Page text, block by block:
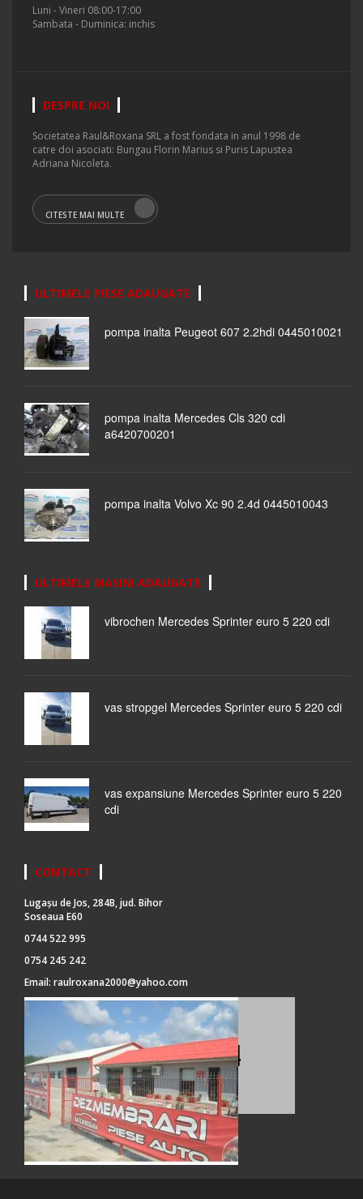
Luni - Vineri 08:00-17:00
Sambata - Duminica: inchis
DESPRE NOI
Societatea Raul&Roxana SRL a fost fondata in anul 1998 de
catre doi asociati: Bungau Florin Marius si Puris Lapustea
Adriana Nicoleta.
CITESTE MAI MULTE
ULTIMELE PIESE ADAUGATE
pompa inalta Peugeot 607 2.2hdi 0445010021
pompa inalta Mercedes Cls 320 cdi
a6420700201
pompa inalta Volvo Xc 90 2.4d 0445010043
ULTIMELE MASINI ADAUGATE
vibrochen Mercedes Sprinter euro 5 220 cdi
vas stropgel Mercedes Sprinter euro 5 220 cdi
vas expansiune Mercedes Sprinter euro 5 220
cdi
CONTACT
Lugașu de Jos, 284B, jud. Bihor
Soseaua E60
0744 522 995
0754 245 242
Email: raulroxana2000@yahoo.com